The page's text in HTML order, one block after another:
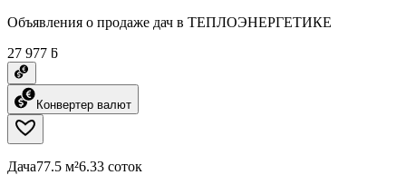
Объявления о продаже дач в ТЕПЛОЭНЕРГЕТИКЕ
27 977 ƃ
Конвертер валют
Дача77.5 м²6.33 соток